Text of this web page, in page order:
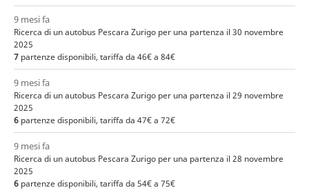
9 mesi fa
Ricerca di un autobus Pescara Zurigo per una partenza il 30 novembre
2025
7 partenze disponibili, tariffa da 46€ a 84€
9 mesi fa
Ricerca di un autobus Pescara Zurigo per una partenza il 29 novembre
2025
6 partenze disponibili, tariffa da 47€ a 72€
9 mesi fa
Ricerca di un autobus Pescara Zurigo per una partenza il 28 novembre
2025
6 partenze disponibili, tariffa da 54€ a 75€